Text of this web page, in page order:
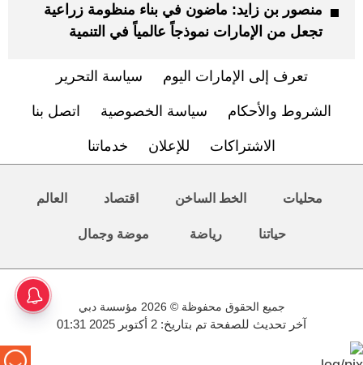
منصور بن زايد: ماضون في بناء منظومة زراعية
تجعل من الإمارات نموذجاً عالمياً في التنمية
تعرف إلى الإمارات اليوم سياسة التحرير
الشروط والأحكام سياسة الخصوصية اتصل بنا
الاشتراكات للإعلان خدماتنا
محليات الخط الساخن اقتصاد العالم
حياتنا رياضة موضة وجمال
جميع الحقوق محفوظة © 2026 مؤسسة دبي
آخر تحديث للصفحة تم بتاريخ: 2 أكتوبر 2025 01:31